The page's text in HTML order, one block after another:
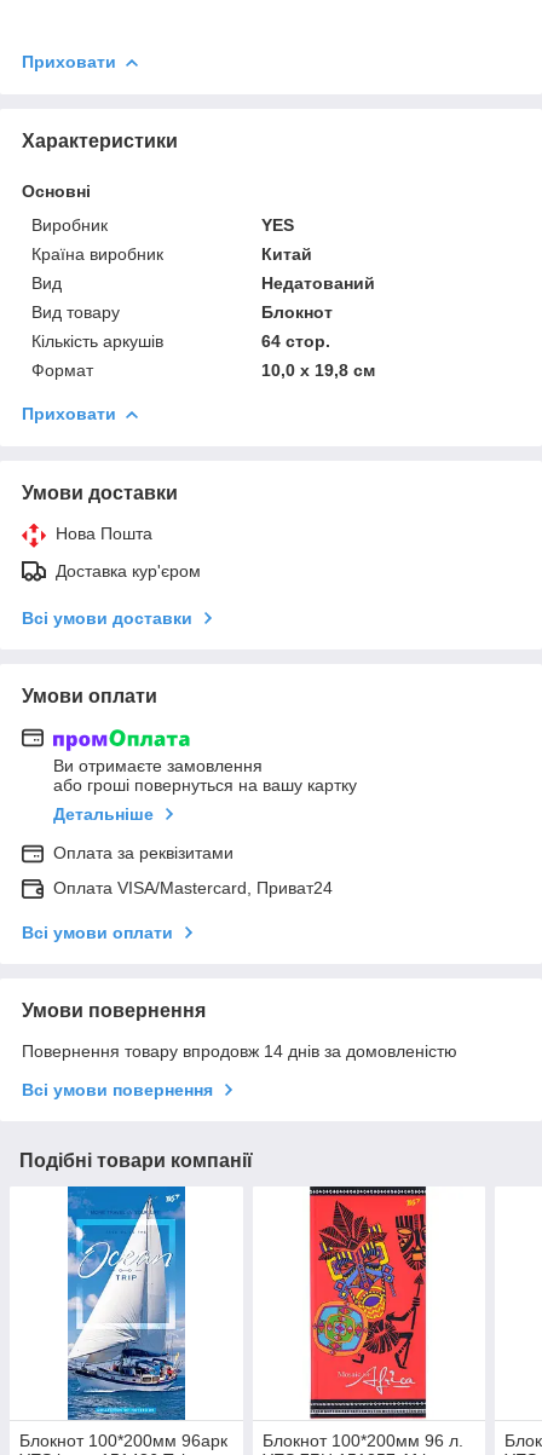
Приховати
Характеристики
Основні
Виробник
YES
Країна виробник
Китай
Вид
Недатований
Вид товару
Блокнот
Кількість аркушів
64 стор.
Формат
10,0 х 19,8 см
Приховати
Умови доставки
Нова Пошта
Доставка кур'єром
Всі умови доставки
Умови оплати
Ви отримаєте замовлення
або гроші повернуться на вашу картку
Детальніше
Оплата за реквізитами
Оплата VISA/Mastercard, Приват24
Всі умови оплати
Умови повернення
Повернення товару впродовж 14 днів за домовленістю
Всі умови повернення
Подібні товари компанії
Блокнот 100*200мм 96арк
Блокнот 100*200мм 96 л.